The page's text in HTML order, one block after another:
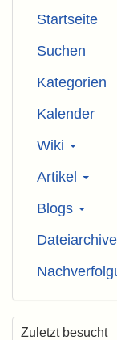
Startseite
Suchen
Kategorien
Kalender
Wiki
Artikel
Blogs
Dateiarchive
Zuletzt besucht